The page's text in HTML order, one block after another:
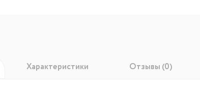
Характеристики Отзывы (0)